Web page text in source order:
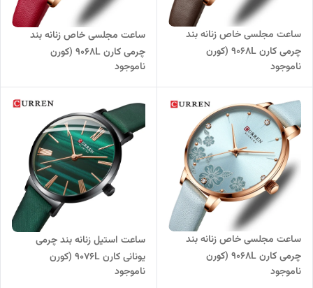
ساعت مجلسی خاص زنانه بند
چرمی کارن 9068L (کورن
CURREN) قهوه ای
ناموجود
ساعت مجلسی خاص زنانه بند
چرمی کارن 9068L (کورن
CURREN) زرشکی-طلایی
ناموجود
ساعت مجلسی خاص زنانه بند
چرمی کارن 9068L (کورن
CURREN) آبی آسمانی
ناموجود
ساعت استیل زنانه بند چرمی
یونانی کارن 9076L (کورن
CURREN) سبز
ناموجود